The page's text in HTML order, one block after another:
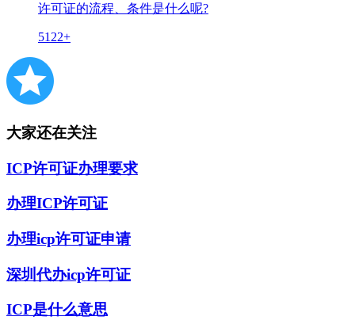
许可证的流程、条件是什么呢?
5122+
大家还在关注
ICP许可证办理要求
办理ICP许可证
办理icp许可证申请
深圳代办icp许可证
ICP是什么意思